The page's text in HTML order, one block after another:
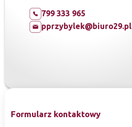
799 333 965
pprzybylek@biuro29.pl
Formularz kontaktowy